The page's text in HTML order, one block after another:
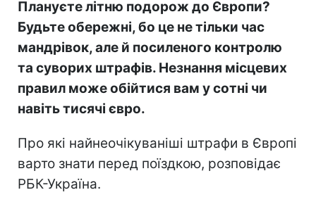
Плануєте літню подорож до Європи?
Будьте обережні, бо це не тільки час
мандрівок, але й посиленого контролю
та суворих штрафів. Незнання місцевих
правил може обійтися вам у сотні чи
навіть тисячі євро.
Про які найнеочікуваніші штрафи в Європі
варто знати перед поїздкою, розповідає
РБК-Україна.